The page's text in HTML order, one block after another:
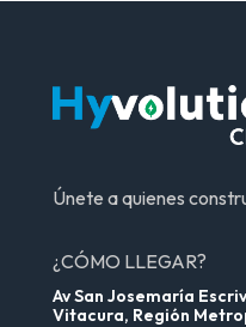
Únete a quienes
¿CÓMO LLEGAR?
Av San Josemaría
Vitacura, Región